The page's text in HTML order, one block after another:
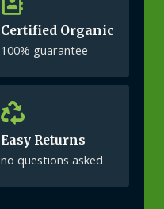
Certified Organic
100% guarantee
Easy Returns
no questions asked